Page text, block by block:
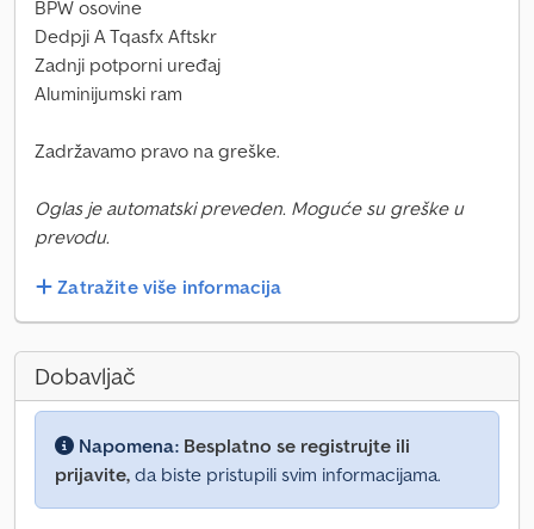
BPW osovine
Dedpji A Tqasfx Aftskr
Zadnji potporni uređaj
Aluminijumski ram
Zadržavamo pravo na greške.
Oglas je automatski preveden. Moguće su greške u
prevodu.
Zatražite više informacija
Dobavljač
Napomena: Besplatno se registrujte ili
prijavite, da biste pristupili svim informacijama.